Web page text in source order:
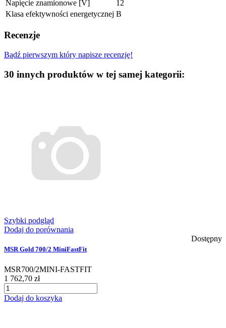
Napięcie znamionowe [V]
12
Klasa efektywności energetycznej B
Recenzje
Bądź pierwszym który napisze recenzję!
30 innych produktów w tej samej kategorii:
Szybki podgląd
Dodaj do porównania
Dostępny
MSR Gold 700/2 MiniFastFit
MSR700/2MINI-FASTFIT
1 762,70 zł
Dodaj do koszyka